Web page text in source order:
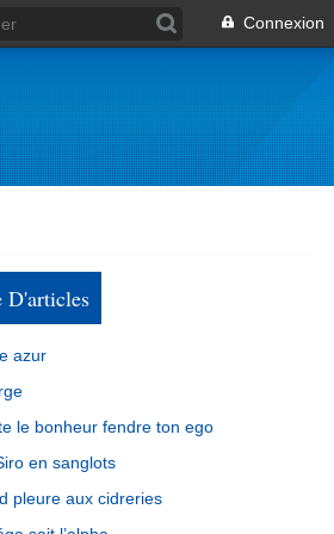
Connexion
D'articles
azur
le bonheur fendre ton ego
en sanglots
pleure aux cidreries